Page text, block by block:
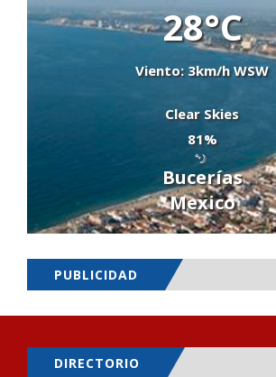
28°C
Viento: 3km/h WSW
Clear Skies
81%
Bucerías
Mexico
PUBLICIDAD
DIRECTORIO